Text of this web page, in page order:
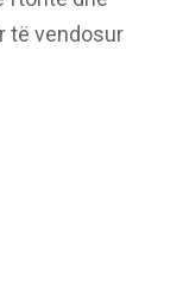
të vendosur